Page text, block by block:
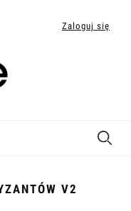
Zaloguj się
V2